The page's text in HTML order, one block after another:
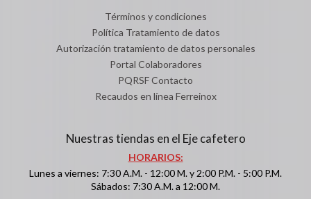
Términos y condiciones
Política Tratamiento de datos
Autorización tratamiento de datos personales
Portal Colaboradores
PQRSF Contacto
Recaudos en línea Ferreinox
Nuestras tiendas en el Eje cafetero
HORARIOS:
Lunes a viernes: 7:30 A.M. - 12:00 M. y 2:00 P.M. - 5:00 P.M.
Sábados: 7:30 A.M. a 12:00 M.